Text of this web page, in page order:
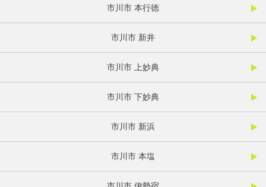
市川市 本行徳
市川市 新井
市川市 上妙典
市川市 下妙典
市川市 新浜
市川市 本塩